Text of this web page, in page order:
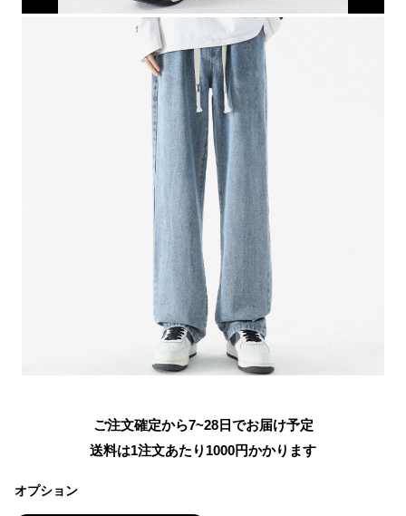
ご注文確定から7~28日でお届け予定
送料は1注文あたり 1000円かかります
オプション